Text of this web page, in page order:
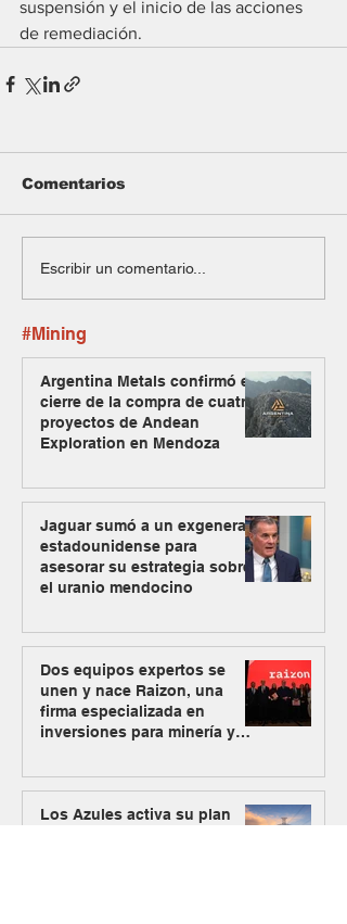
suspensión y el inicio de las acciones
de remediación.
Comentarios
Escribir un comentario...
#Mining
Argentina Metals confirmó el
cierre de la compra de cuatro
proyectos de Andean
Exploration en Mendoza
Jaguar sumó a un exgeneral
estadounidense para
asesorar su estrategia sobre
el uranio mendocino
Dos equipos expertos se
unen y nace Raizon, una
firma especializada en
inversiones para minería y
Los Azules activa su plan